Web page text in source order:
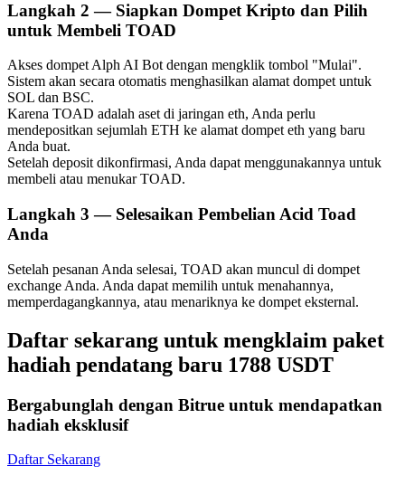
Pelajari Staking
Pelajari tentang mendapatkan penghasilan pasif
Bitrue
Mitra Bitrue
Langkah 2 — Siapkan Dompet Kripto dan Pilih
untuk Membeli TOAD
Akses dompet Alph AI Bot dengan mengklik tombol "Mulai".
Sistem akan secara otomatis menghasilkan alamat dompet untuk
SOL dan BSC.
Karena TOAD adalah aset di jaringan eth, Anda perlu
mendepositkan sejumlah ETH ke alamat dompet eth yang baru
Anda buat.
Setelah deposit dikonfirmasi, Anda dapat menggunakannya untuk
membeli atau menukar TOAD.
Langkah 3 — Selesaikan Pembelian Acid Toad
Anda
Setelah pesanan Anda selesai, TOAD akan muncul di dompet
exchange Anda. Anda dapat memilih untuk menahannya,
memperdagangkannya, atau menariknya ke dompet eksternal.
Daftar sekarang untuk mengklaim paket
hadiah pendatang baru 1788 USDT
Bergabunglah dengan Bitrue untuk mendapatkan
hadiah eksklusif
Daftar Sekarang